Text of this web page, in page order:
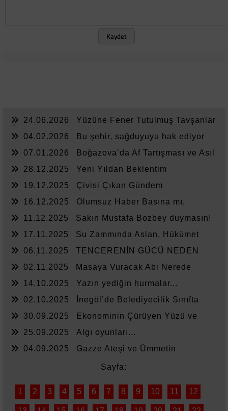
Kaydet
24.06.2026
Yüzüne Fener Tutulmuş Tavşanlar
04.02.2026
Bu şehir, sağduyuyu hak ediyor
07.01.2026
Boğazova’da Af Tartışması ve Asıl
28.12.2025
Yeni Yıldan Beklentim
19.12.2025
Çivisi Çıkan Gündem
16.12.2025
Olumsuz Haber Basına mı,
11.12.2025
Sakın Mustafa Bozbey duymasın!
17.11.2025
Su Zammında Aslan, Hükümet
06.11.2025
TENCERENİN GÜCÜ NEDEN
02.11.2025
Masaya Vuracak Abi Nerede
14.10.2025
Yazın yediğin hurmalar...
02.10.2025
İnegöl’de Belediyecilik Sınıfta
30.09.2025
Ekonominin Çürüyen Yüzü ve
25.09.2025
Algı oyunları...
04.09.2025
Gazze Ateşi ve Ümmetin
Sayfa:
1 2 3 4 5 6 7 8 9 10 11 12